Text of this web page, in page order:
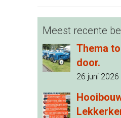
Meest recente
Thema
door.
26 juni 2026